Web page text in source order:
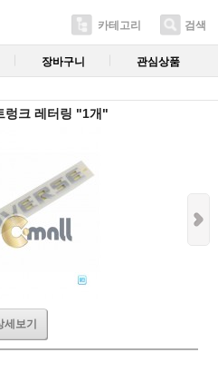
카테고리 검색
장바구니 관심상품
렁크 레터링 "1개"
세보기